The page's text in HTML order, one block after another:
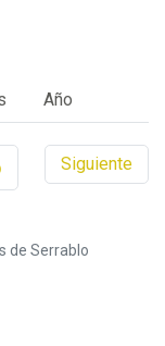
Año
Siguiente
de Serrablo